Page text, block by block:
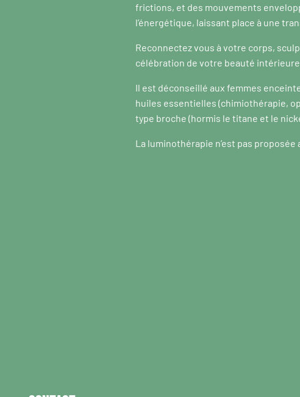
frictions, et des mouvements
l’énergétique, laissant place à une
Reconnectez vous à votre corps,
célébration de votre beauté
Il est déconseillé aux femmes
huiles essentielles (chimiothérapie,
type broche (hormis le titane et le
La luminothérapie n’est pas proposée